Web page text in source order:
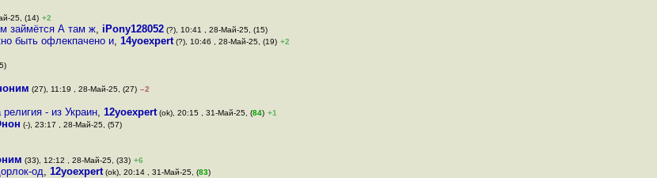
25, (14) +2
займётся А там ж, iPony128052 (?), 10:41 , 28-Май-25, (15)
быть офлекпачено и, 14yoexpert (?), 10:46 , 28-Май-25, (19) +2
(27), 11:19 , 28-Май-25, (27) –2
- из Украин, 12yoexpert (ok), 20:15 , 31-Май-25, (84) +1
(-), 23:17 , 28-Май-25, (57)
(33), 12:12 , 28-Май-25, (33) +6
од, 12yoexpert (ok), 20:14 , 31-Май-25, (83)